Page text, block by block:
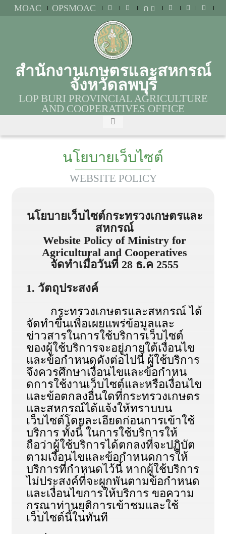
MOAC OPSMOAC ก
สำนักงานเกษตรและสหกรณ์
จังหวัดลพบุรี
LOP BURI PROVINCIAL AGRICULTURE
AND COOPERATIVES OFFICE
นโยบายเว็บไซต์
WEBSITE POLICY
นโยบายเว็บไซต์กระทรวงเกษตรและ
สหกรณ์
Website Policy of Ministry for
Agricultural and Cooperatives
จัดทำเมื่อวันที่ 28 ธ.ค 2555
1. วัตถุประสงค์
กระทรวงเกษตรและสหกรณ์ ได้
จัดทําขึ้นเพื่อเผยแพร่ข้อมูลและ
ข่าวสารในการใช้บริการเว็บไซต์
ของผู้ใช้บริการจะอยู่ภายใต้เงื่อนไข
และข้อกําหนดดังต่อไปนี้ ผู้ใช้บริการ
จึงควรศึกษาเงื่อนไขและข้อกําหน
ดการใช้งานเว็บไซต์และหรือเงื่อนไข
และข้อตกลงอื่นใดที่กระทรวงเกษตร
และสหกรณ์ได้แจ้งให้ทราบบน
เว็บไซต์โดยละเอียดก่อนการเข้าใช้
บริการ ทั้งนี้ ในการใช้บริการให้
ถือว่าผู้ใช้บริการได้ตกลงที่จะปฏิบัต
ตามเงื่อนไขและข้อกําหนดการให้
บริการที่กําหนดไว้นี้ หากผู้ใช้บริการ
ไม่ประสงค์ที่จะผูกพันตามข้อกําหนด
และเงื่อนไขการให้บริการ ขอความ
กรุณาท่านยุติการเข้าชมและใช้
เว็บไซต์นี้ในทันที